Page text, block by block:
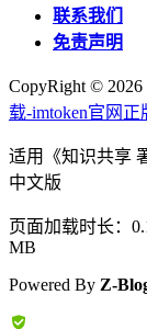
联系我们
免责声明
CopyRight © 2026
载-imtoken官网
适用《知识共享
中文版
页面加载时长：
MB
Powered By Z-